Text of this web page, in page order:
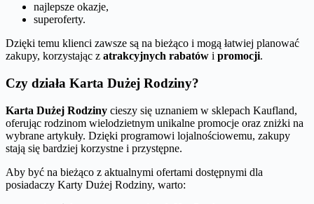
najlepsze okazje,
superoferty.
Dzięki temu klienci zawsze są na bieżąco i mogą łatwiej planować
zakupy, korzystając z atrakcyjnych rabatów i promocji.
Czy działa Karta Dużej Rodziny?
Karta Dużej Rodziny cieszy się uznaniem w sklepach Kaufland,
oferując rodzinom wielodzietnym unikalne promocje oraz zniżki na
wybrane artykuły. Dzięki programowi lojalnościowemu, zakupy
stają się bardziej korzystne i przystępne.
Aby być na bieżąco z aktualnymi ofertami dostępnymi dla
posiadaczy Karty Dużej Rodziny, warto: